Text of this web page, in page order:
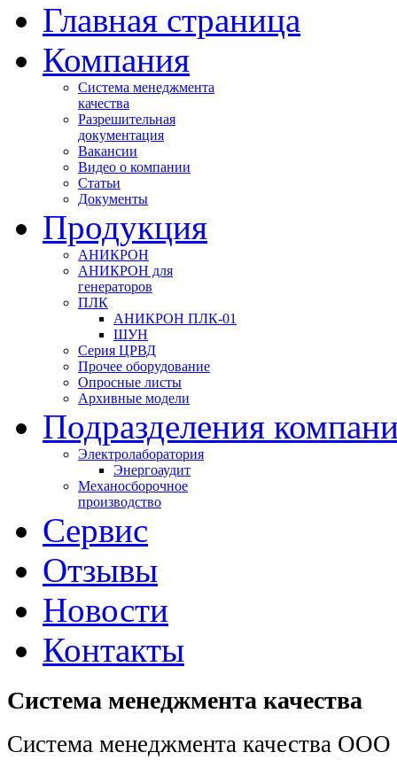
Главная страница
Компания
Система менеджмента
качества
Разрешительная
документация
Вакансии
Видео о компании
Статьи
Документы
Продукция
АНИКРОН
АНИКРОН для
генераторов
ПЛК
АНИКРОН ПЛК-01
ШУН
Серия ЦРВД
Прочее оборудование
Опросные листы
Архивные модели
Подразделения
Электролаборатория
Энергоаудит
Механосборочное
производство
Сервис
Отзывы
Новости
Контакты
Система менеджмента качества
Система менеджмента качества